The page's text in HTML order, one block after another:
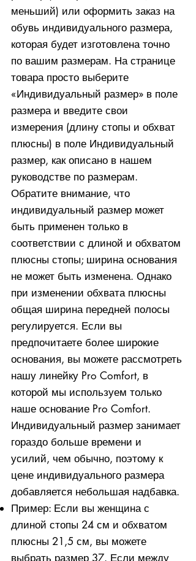
меньший) или оформить заказ на
обувь индивидуального размера,
которая будет изготовлена ​​точно
по вашим размерам. На странице
товара просто выберите
«Индивидуальный размер» в поле
размера и введите свои
измерения (длину стопы и обхват
плюсны) в поле Индивидуальный
размер, как описано в нашем
руководстве по размерам.
Обратите внимание, что
индивидуальный размер может
быть применен только в
соответствии с длиной и обхватом
плюсны стопы; ширина основания
не может быть изменена. Однако
при изменении обхвата плюсны
общая ширина передней полосы
регулируется. Если вы
предпочитаете более широкие
основания, вы можете рассмотреть
нашу линейку Pro Comfort, в
которой мы используем только
наше основание Pro Comfort.
Индивидуальный размер занимает
гораздо больше времени и
усилий, чем обычно, поэтому к
цене индивидуального размера
добавляется небольшая надбавка.
Пример: Если вы женщина с
длиной стопы 24 см и обхватом
плюсны 21,5 см, вы можете
выбрать размер 37. Если между